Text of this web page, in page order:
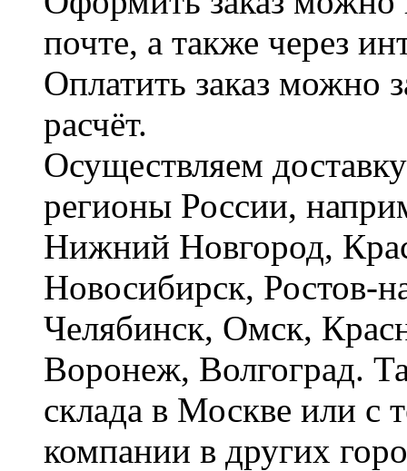
почте, а также через
Оплатить заказ можно
расчёт.
Осуществляем
регионы России,
Нижний Новгород,
Новосибирск, Ростов-
Челябинск, Омск,
Воронеж, Волгоград.
склада в Москве или с
компании в других